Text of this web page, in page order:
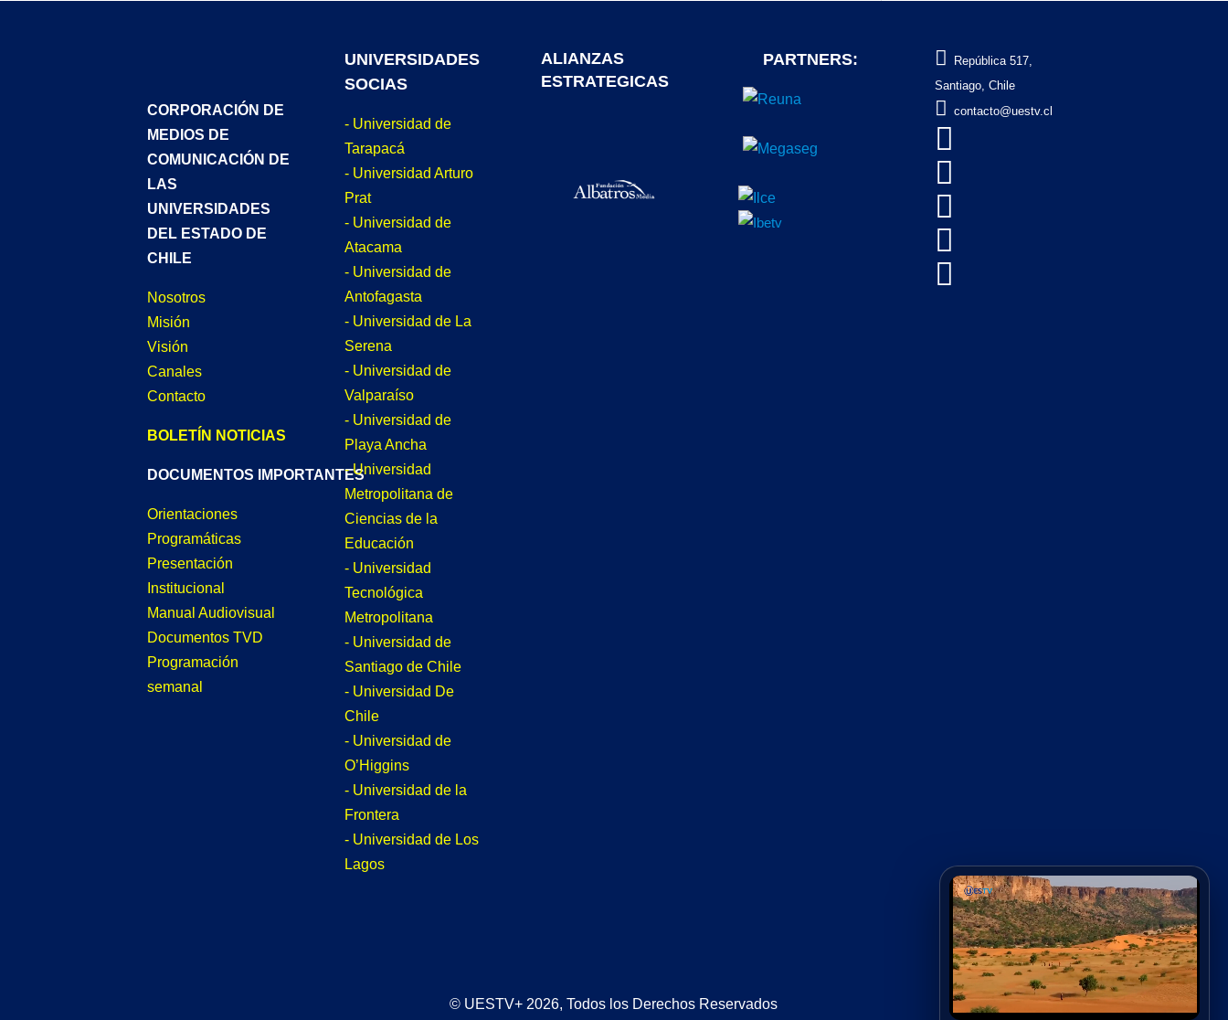
CORPORACIÓN DE
MEDIOS DE
COMUNICACIÓN DE
LAS
UNIVERSIDADES
DEL ESTADO DE
CHILE
Nosotros
Misión
Visión
Canales
Contacto
BOLETÍN NOTICIAS
DOCUMENTOS IMPORTANTES
Orientaciones
Programáticas
Presentación
Institucional
Manual Audiovisual
Documentos TVD
Programación
semanal
UNIVERSIDADES
SOCIAS
- Universidad de
Tarapacá
- Universidad Arturo
Prat
- Universidad de
Atacama
- Universidad de
Antofagasta
- Universidad de La
Serena
- Universidad de
Valparaíso
- Universidad de
Playa Ancha
- Universidad
Metropolitana de
Ciencias de la
Educación
- Universidad
Tecnológica
Metropolitana
- Universidad de
Santiago de Chile
- Universidad De
Chile
- Universidad de
O’Higgins
- Universidad de la
Frontera
- Universidad de Los
Lagos
ALIANZAS
ESTRATEGICAS
PARTNERS: 
República 517,
Santiago, Chile
 contacto@uestv.cl





© UESTV+ 2026, Todos los Derechos Reservados